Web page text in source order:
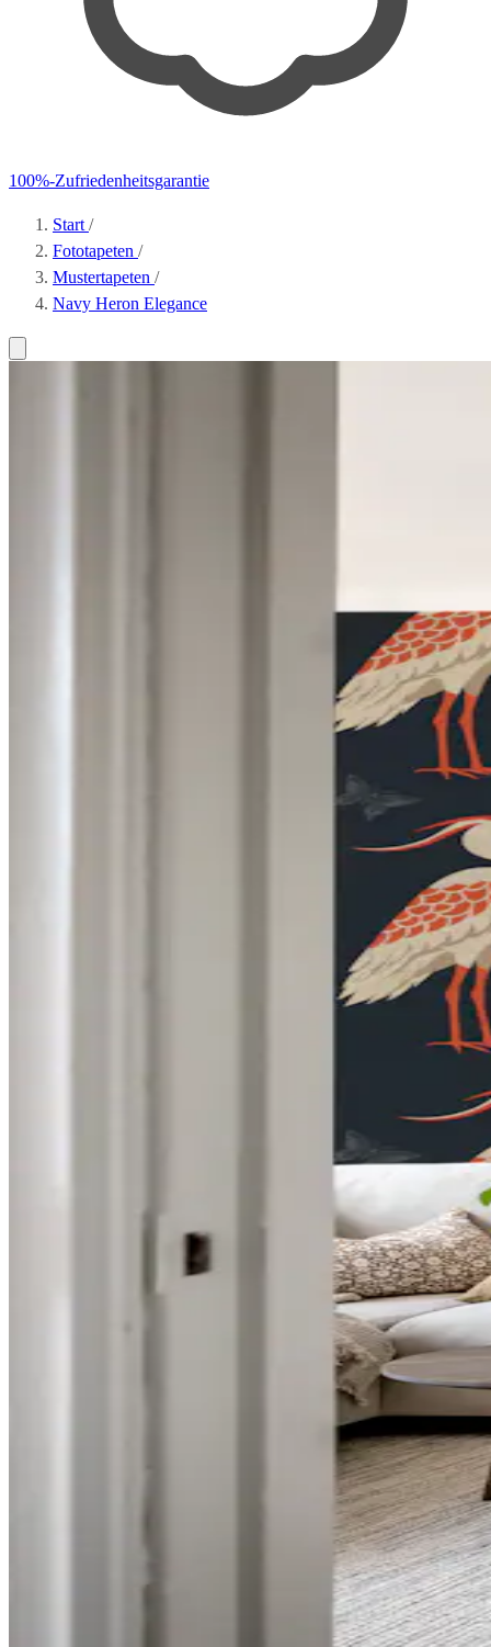
100%-Zufriedenheitsgarantie
Start /
Fototapeten /
Mustertapeten /
Navy Heron Elegance